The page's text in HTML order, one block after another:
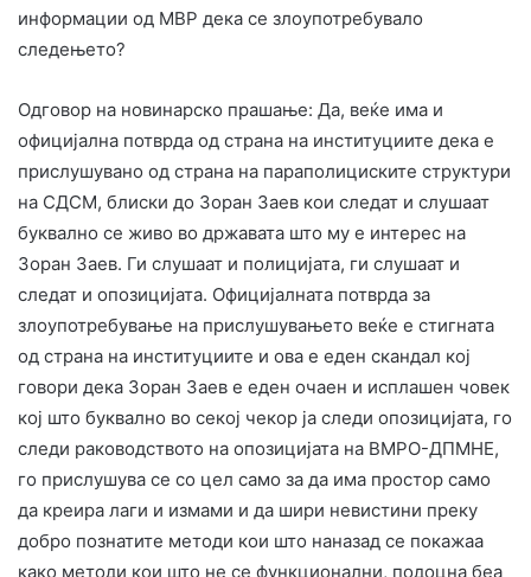
информации од МВР дека се злоупотребувало
следењето?
Одговор на новинарско прашање: Да, веќе има и
официјална потврда од страна на институциите дека е
прислушувано од страна на параполициските структури
на СДСМ, блиски до Зоран Заев кои следат и слушаат
буквално се живо во државата што му е интерес на
Зоран Заев. Ги слушаат и полицијата, ги слушаат и
следат и опозицијата. Официјалната потврда за
злоупотребување на прислушувањето веќе е стигната
од страна на институциите и ова е еден скандал кој
говори дека Зоран Заев е еден очаен и исплашен човек
кој што буквално во секој чекор ја следи опозицијата, го
следи раководството на опозицијата на ВМРО-ДПМНЕ,
го прислушува се со цел само за да има простор само
да креира лаги и измами и да шири невистини преку
добро познатите методи кои што наназад се покажаа
како методи кои што не се функционални, подоцна беа